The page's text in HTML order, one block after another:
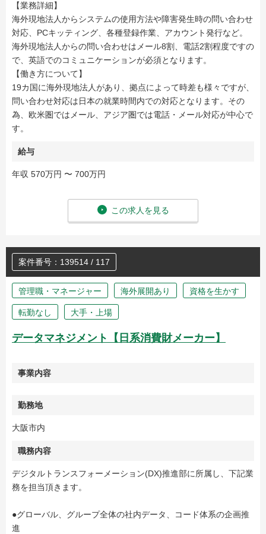
【業務詳細】
海外現地法人からシステムの使用方法や障害発生時の問い合わせ
対応、PCキッティング、各種登録作業、アカウント発行など。
海外現地法人からの問い合わせはメール8割、電話2割程度ですの
で、英語でのコミュニケーションが必須となります。
【働き方について】
19カ国に海外現地法人があり、拠点によって時差も様々ですが、
問い合わせ対応は日本の就業時間内での対応となります。その
為、欧米圏ではメール、アジア圏では電話・メール対応が中心で
す。
給与
年収 570万円 〜 700万円
この求人を見る
案件番号：139514 / 117
管理職・マネージャー 海外展開あり 資格を生かす
転勤なし 大手・上場
データマネジメント【日系消費財メーカー】
事業内容
勤務地
大阪市内
職務内容
デジタルトランスフォーメーション(DX)推進部に所属し、下記業
務を担当頂きます。
●グローバル、グループ全体の社内データ、コード体系の企画推
進